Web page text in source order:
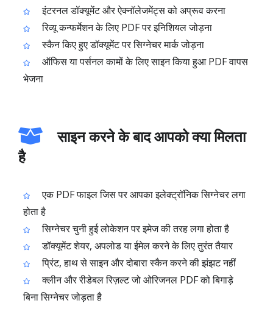
इंटरनल डॉक्यूमेंट और ऐक्नॉलेजमेंट्स को अप्रूव करना
रिव्यू कन्फर्मेशन के लिए PDF पर इनिशियल जोड़ना
स्कैन किए हुए डॉक्यूमेंट पर सिग्नेचर मार्क जोड़ना
ऑफिस या पर्सनल कामों के लिए साइन किया हुआ PDF वापस
भेजना
साइन करने के बाद आपको क्या मिलता
है
एक PDF फाइल जिस पर आपका इलेक्ट्रॉनिक सिग्नेचर लगा
होता है
सिग्नेचर चुनी हुई लोकेशन पर इमेज की तरह लगा होता है
डॉक्यूमेंट शेयर, अपलोड या ईमेल करने के लिए तुरंत तैयार
प्रिंट, हाथ से साइन और दोबारा स्कैन करने की झंझट नहीं
क्लीन और रीडेबल रिज़ल्ट जो ओरिजनल PDF को बिगाड़े
बिना सिग्नेचर जोड़ता है